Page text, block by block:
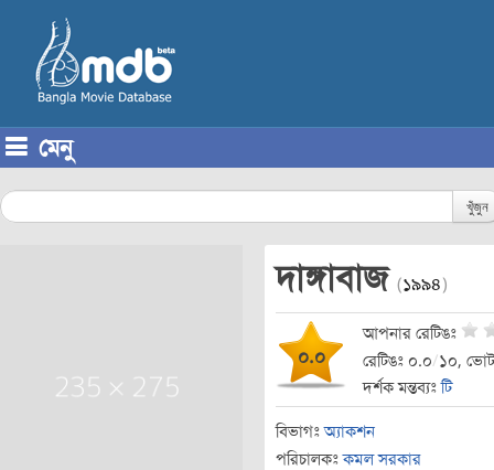
মেনু
খুঁজুন
দাঙ্গাবাজ (১৯৯৪)
০.০
আপনার রেটিঙঃ
রেটিঙঃ ০.০/১০,
দর্শক মন্তব্যঃটি
বিভাগঃ অ্যাকশন
পরিচালকঃ কমল সরকার